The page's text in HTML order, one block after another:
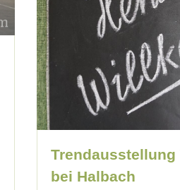
Trendausstellung
bei Halbach